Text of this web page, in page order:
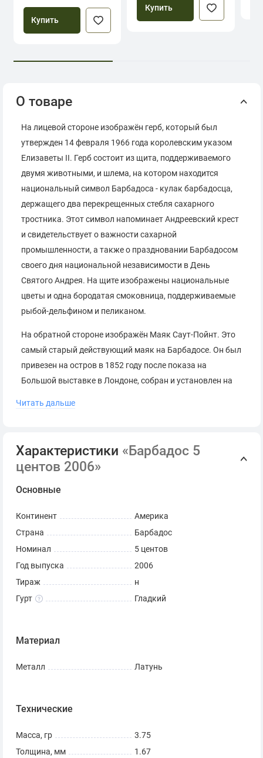
Купить
Купить
О товаре
На лицевой стороне изображён герб, который был
утвержден 14 февраля 1966 года королевским указом
Елизаветы II. Герб состоит из щита, поддерживаемого
двумя животными, и шлема, на котором находится
национальный символ Барбадоса - кулак барбадосца,
держащего два перекрещенных стебля сахарного
тростника. Этот символ напоминает Андреевский крест
и свидетельствует о важности сахарной
промышленности, а также о праздновании Барбадосом
своего дня национальной независимости в День
Святого Андрея. На щите изображены национальные
цветы и одна бородатая смоковница, поддерживаемые
рыбой-дельфином и пеликаном.
На обратной стороне изображён Маяк Саут-Пойнт. Это
самый старый действующий маяк на Барбадосе. Он был
привезен на остров в 1852 году после показа на
Большой выставке в Лондоне, собран и установлен на
прежнему остаётся в строю, ныне маяк
из самых популярных туристических
достопримечательностей, поскольку доступ к маяку, за
исключением башни, открыт для посетителей.
✅ При покупке этого товара Вы получите монету
Читать дальше
Характеристики «Барбадос 5
центов 2006»
Основные
Континент
Америка
Страна
Барбадос
Номинал
5 центов
Год выпуска
2006
Тираж
н
Гурт
Гладкий
Материал
Металл Латунь
Технические
Масса, гр
3.75
Толщина, мм
1.67